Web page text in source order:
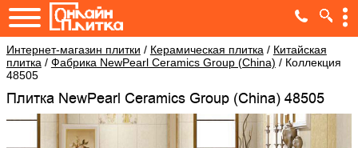
Интернет-магазин плитки / Керамическая плитка / Китайская
плитка / Фабрика NewPearl Ceramics Group (China) / Коллекция
48505
Плитка NewPearl Ceramics Group (China) 48505